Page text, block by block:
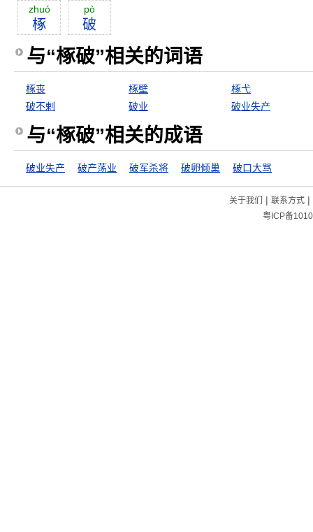
zhuó
椓
pò
破
与“椓破”相关的词语
椓丧 椓壁
椓弋
破不剌
破业 破业失产
与“椓破”相关的成语
破业失产 破产荡业 破军杀将 破卵倾巢 破口大骂
关于我们 | 联系方式|
粤ICP备